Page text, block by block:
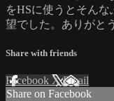
をHSに使うとそん
望でした。ありがと
Share with friends
Facebook XEmail
Share on Facebook